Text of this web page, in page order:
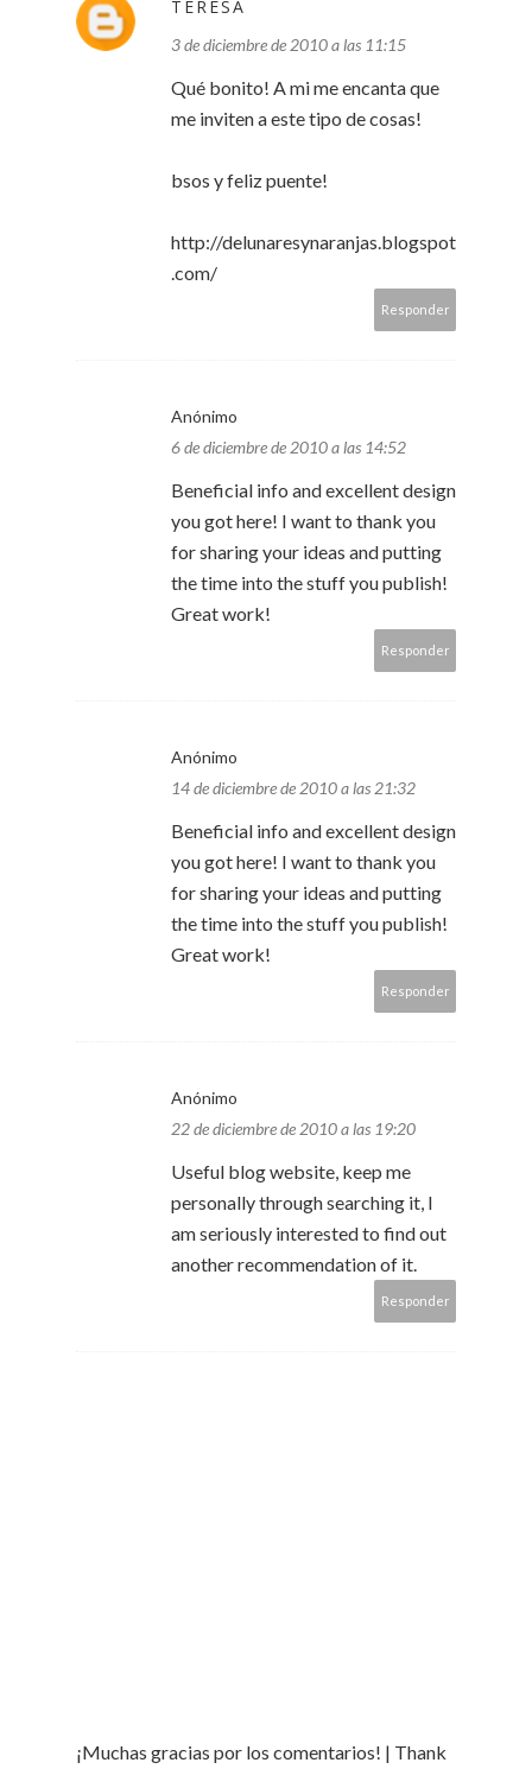
TERESA
3 de diciembre de 2010 a las 11:15
Qué bonito! A mi me encanta que
me inviten a este tipo de cosas!
bsos y feliz puente!
http://delunaresynaranjas.blogspot
.com/
Responder
Anónimo
6 de diciembre de 2010 a las 14:52
Beneficial info and excellent design
you got here! I want to thank you
for sharing your ideas and putting
the time into the stuff you publish!
Great work!
Responder
Anónimo
14 de diciembre de 2010 a las 21:32
Beneficial info and excellent design
you got here! I want to thank you
for sharing your ideas and putting
the time into the stuff you publish!
Great work!
Responder
Anónimo
22 de diciembre de 2010 a las 19:20
Useful blog website, keep me
personally through searching it, I
am seriously interested to find out
another recommendation of it.
Responder
¡Muchas gracias por los comentarios! | Thank